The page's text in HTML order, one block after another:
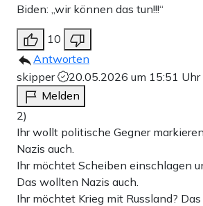
Biden: „wir können das tun!!!“
10
Antworten
skipper
20.05.2026 um 15:51 Uhr
Melden
2)
Ihr wollt politische Gegner
Nazis auch.
Ihr möchtet Scheiben einschlagen
Das wollten Nazis auch.
Ihr möchtet Krieg mit Russland?